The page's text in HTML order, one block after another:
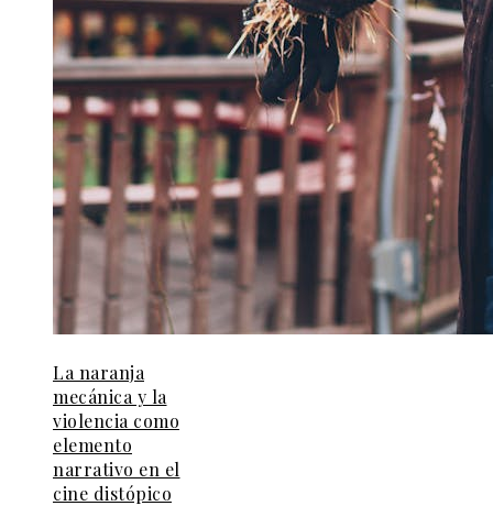
La naranja
mecánica y la
violencia como
elemento
narrativo en el
cine distópico